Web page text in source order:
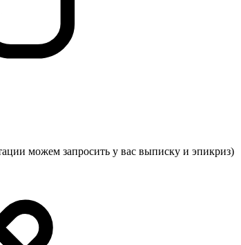
можем запросить у вас выписку и эпикриз)